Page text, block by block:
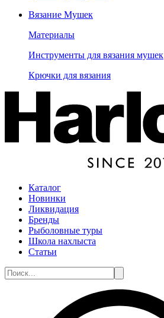
Вязание Мушек
Материалы
Инструменты для вязания мушек
Крючки для вязания
Каталог
Новинки
Ликвидация
Бренды
Рыболовные туры
Школа нахлыста
Статьи